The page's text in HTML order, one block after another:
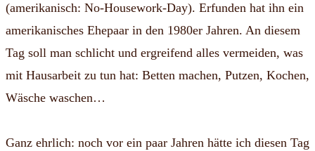
(amerikanisch: No-Housework-Day). Erfunden hat ihn ein
amerikanisches Ehepaar in den 1980er Jahren. An diesem
Tag soll man schlicht und ergreifend alles vermeiden, was
mit Hausarbeit zu tun hat: Betten machen, Putzen, Kochen,
Wäsche waschen…
Ganz ehrlich: noch vor ein paar Jahren hätte ich diesen Tag